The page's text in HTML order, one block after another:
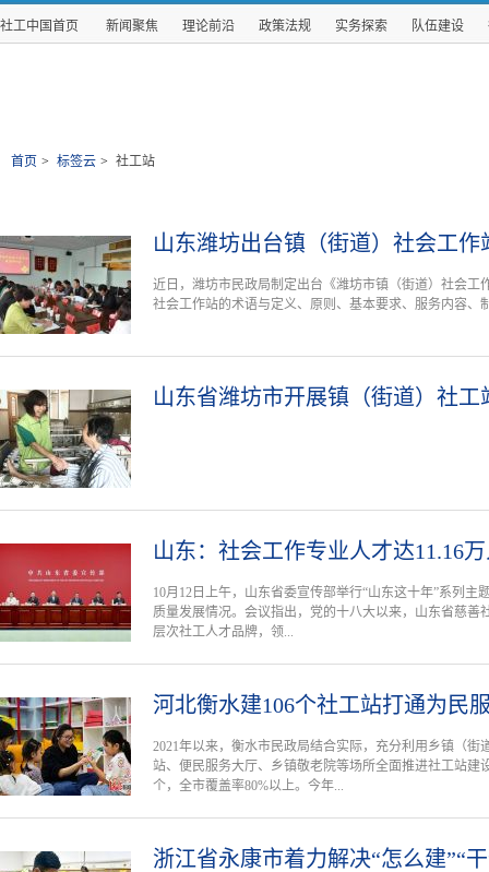
社工中国首页 新闻聚焦 理论前沿 政策法规 实务探索 队伍建设
首页 > 标签云 > 社工站
山东潍坊出台镇（街道）社会工作
近日，潍坊市民政局制定出台《潍坊市镇（街道）社会工
社会工作站的术语与定义、原则、基本要求、服务内容、
山东省潍坊市开展镇（街道）社工
山东：社会工作专业人才达11.16
10月12日上午，山东省委宣传部举行“山东这十年”系列
质量发展情况。会议指出，党的十八大以来，山东省慈善
层次社工人才品牌，领...
河北衡水建106个社工站打通为民
2021年以来，衡水市民政局结合实际，充分利用乡镇（
站、便民服务大厅、乡镇敬老院等场所全面推进社工站建
个，全市覆盖率80%以上。今年...
浙江省永康市着力解决“怎么建”“